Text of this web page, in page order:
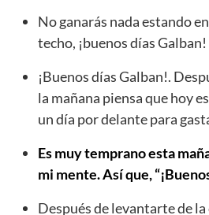
No ganarás nada estando
techo, ¡buenos días Galban!
¡Buenos días Galban!.
la mañana piensa que hoy
un día por delante para
Es muy temprano esta
mi mente. Así que,
Después de levantarte de